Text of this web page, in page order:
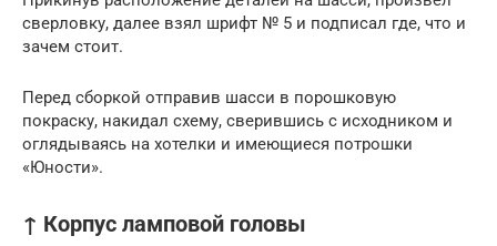
сверловку, далее взял шрифт № 5 и подписал где, что и
зачем стоит.
Перед сборкой отправив шасси в порошковую
покраску, накидал схему, сверившись с исходником и
оглядываясь на хотелки и имеющиеся потрошки
«Юности».
↑ Корпус ламповой головы